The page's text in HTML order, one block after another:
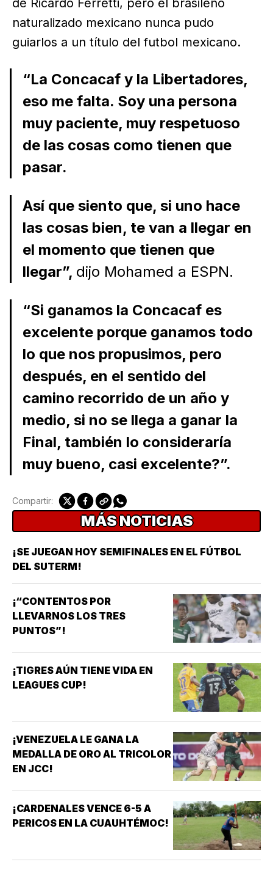
de Ricardo Ferretti, pero el brasileño
naturalizado mexicano nunca pudo
guiarlos a un título del futbol mexicano.
“La Concacaf y la Libertadores,
eso me falta. Soy una persona
muy paciente, muy respetuoso
de las cosas como tienen que
pasar.
Así que siento que, si uno hace
las cosas bien, te van a llegar en
el momento que tienen que
llegar”, dijo Mohamed a ESPN.
“Si ganamos la Concacaf es
excelente porque ganamos todo
lo que nos propusimos, pero
después, en el sentido del
camino recorrido de un año y
medio, si no se llega a ganar la
Final, también lo consideraría
muy bueno, casi excelente?”.
Compartir:
MÁS NOTICIAS
¡SE JUEGAN HOY SEMIFINALES EN EL FÚTBOL
DEL SUTERM!
¡“CONTENTOS POR
LLEVARNOS LOS TRES
PUNTOS”!
¡TIGRES AÚN TIENE VIDA EN
LEAGUES CUP!
¡VENEZUELA LE GANA LA
MEDALLA DE ORO AL TRICOLOR
EN JCC!
¡CARDENALES VENCE 6-5 A
PERICOS EN LA CUAUHTÉMOC!